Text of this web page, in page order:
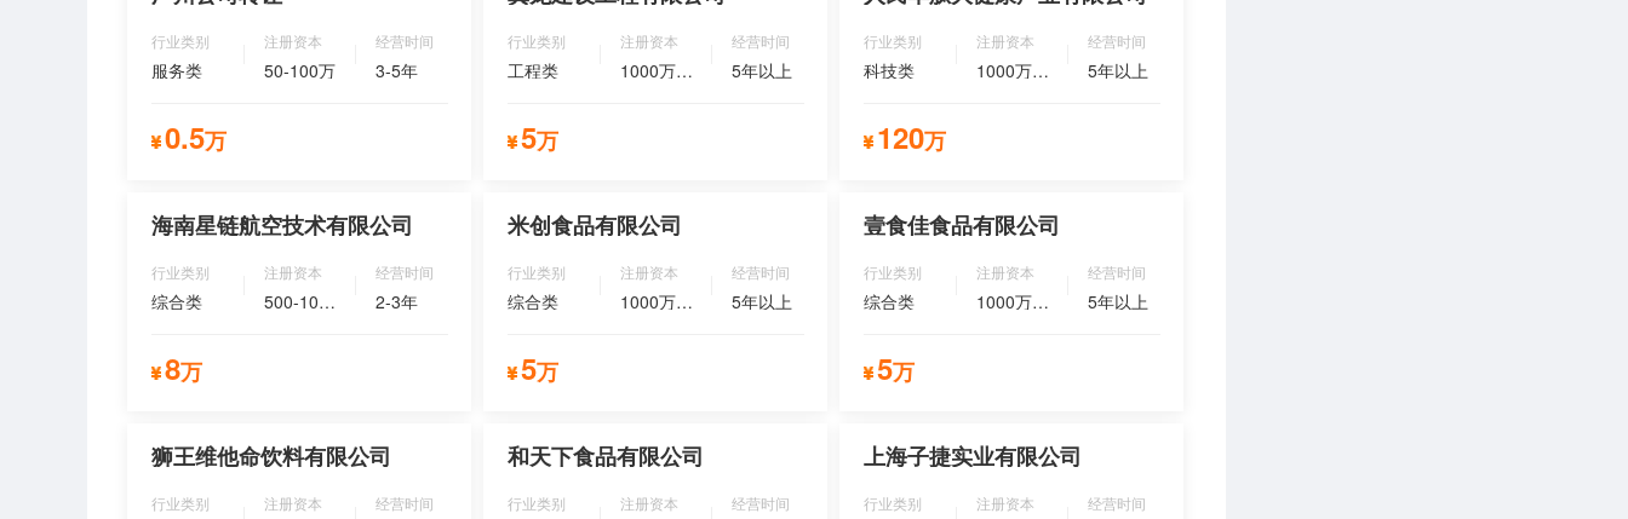
行业类别
服务类
注册资本
50-100万
经营时间
3-5年
0.5万
立即咨询
行业类别
工程类
注册资本
1000万以上
经营时间
5年以上
5万
行业类别
科技类
注册资本
1000万以上
经营时间
5年以上
120万
立即咨询
海南星链航空技术有限公司
行业类别
综合类
注册资本
500-1000万
经营时间
2-3年
8万
立即咨询
米创食品有限公司
行业类别
综合类
注册资本
1000万以上
经营时间
5年以上
5万
立即咨询
壹食佳食品有限公司
行业类别
综合类
注册资本
1000万以上
经营时间
5年以上
5万
立即咨询
狮王维他命饮料有限公司
行业类别 注册资本 经营时间
和天下食品有限公司
行业类别 注册资本 经营时间
上海子捷实业有限公司
行业类别 注册资本 经营时间